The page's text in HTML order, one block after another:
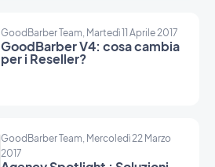
GoodBarber Team, Martedì 11 Aprile 2017
GoodBarber V4: cosa cambia
per i Reseller?
GoodBarber Team, Mercoledì 22 Marzo
2017